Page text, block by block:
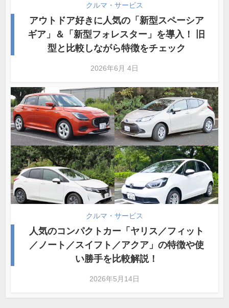
クルマ・サービス
アウトドア好きに人気の「新型スペーシア
ギア」＆「新型フォレスター」を導入！ 旧
型と比較しながら特徴をチェック
2026年6月 4日
クルマ・サービス
人気のコンパクトカー「ヤリス／フィット
／ノート／スイフト／アクア」の特徴や使
い勝手を比較解説！
2026年5月14日